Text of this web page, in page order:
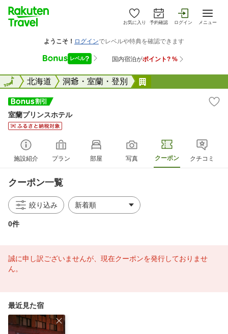
お気に入り 予約確認 ログイン メニュー
全国北海道 洞爺・室蘭・登別
全国
室蘭プリンスホテル
施設紹介 プラン 部屋 写真 クーポン クチコミ
クーポン一覧
絞り込み
0件
誠に申し訳ございませんが、現在クーポンを発行しておりませ
ん。
最近見た宿